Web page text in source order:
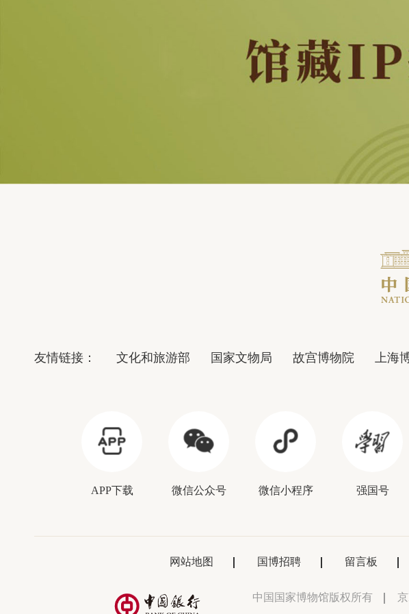
友情链接： 文化和旅游部 国家文物局 故宫博物院 上海
APP下载 微信公众号 微信小程序 强国号
网站地图 国博招聘 留言板
中国国家博物馆版权所有